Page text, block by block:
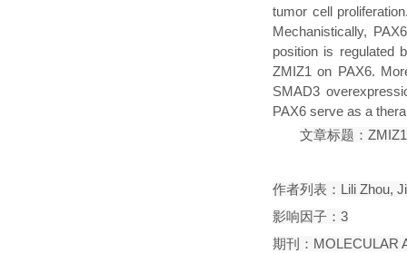
tumor cell
Mechanistically,
position is regulated
ZMIZ1 on PAX6.
SMAD3
PAX6 serve as a
文章标题：
作者列表： Lili Zhou,
影响因子：3
期刊：MOLECULAR